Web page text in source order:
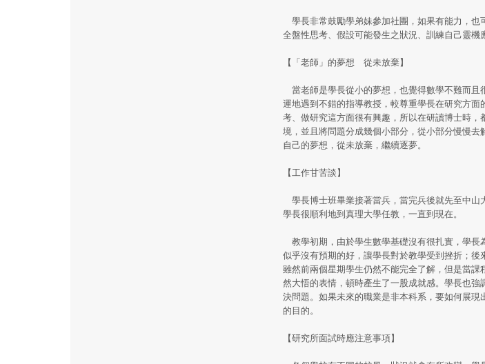
學長非常鼓勵學弟妹參加社團，如果有能力，也
全盤性思考、假設可能發生之狀況、訓練自己靈機
【「老師」的夢想 從未放棄】
當老師是學長從小的夢想，也覺得數學不難而且
運地遇到不錯的指導教授，較尊重學長在研究方
考、做研究這方面很有興趣，所以在研讀博士時
境，並且將問題分成幾個小部分，從小部分慢慢
自己的夢想，從未放棄，繼續逐夢。
【工作甘苦談】
學長博士班畢業接著當兵，當完兵後就先至中山
學長很順利地到真理大學任教，一直到現在。
教學初期，由於學生數學基礎沒有很扎實，學長
似乎沒有預期的好，讓學長對於教學受到挫折；
雖然前兩個星期學生仍然不能完全了解，但是當
然大悟的表情，頓時產生了一股成就感。學長也
決問題。如果未來的職業是非本科系，要如何展
的目的。
【研究所面試時應注意事項】